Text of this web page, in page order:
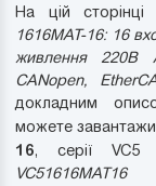
На цій
1616MAT-16: 16
живлення 220В
CANopen,
докладним
можете
16, серії VC5
VC51616MAT16і